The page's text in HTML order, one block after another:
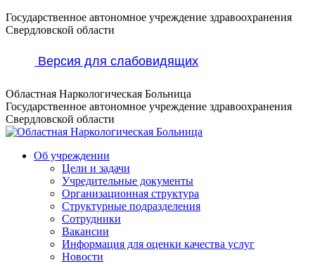
Перейти
к
Государственное автономное учреждение здравоохранения
Свердловской области
Версия для слабовидящих
Областная Наркологическая Больница
Государственное автономное учреждение здравоохранения
Свердловской области
Об учреждении
Цели и задачи
Учредительные документы
Организационная структура
Структурные подразделения
Сотрудники
Вакансии
Информация для оценки качества услуг
Новости